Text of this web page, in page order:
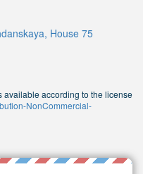
House 75
available according to the license
NonCommercial-